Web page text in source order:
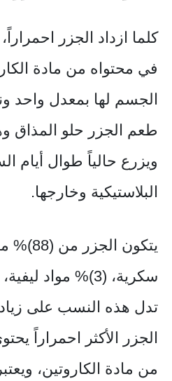
كلما ازداد الجزر
في محتواه من مادة
الجسم لها بمعدل واحد
طعم الجزر حلو المذاق
ويزرع حالياً طوال أيام
البلاستيكية وخارجها.
تدل هذه النسب على
الجزر الأكثر احمراراً
من مادة الكاروتين،